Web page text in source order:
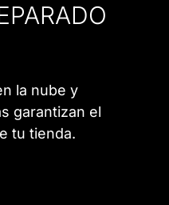
la nube y
garantizan el
tu tienda.